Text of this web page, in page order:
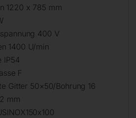
1220 x 785 mm
400 V
1400 U/min
IP54
F
Gitter 50×50/Bohrung 16
mm